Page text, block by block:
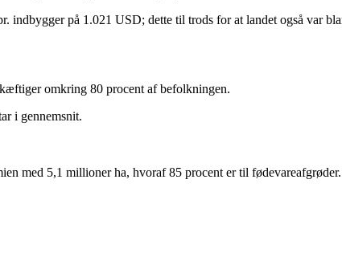
på 1.021 USD; dette til trods for at landet også var
omkring 80 procent af befolkningen.
i gennemsnit.
med 5,1 millioner ha, hvoraf 85 procent er til